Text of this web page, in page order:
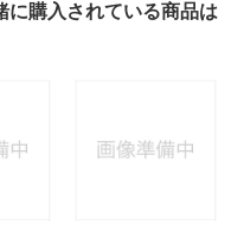
に購入されている商品は